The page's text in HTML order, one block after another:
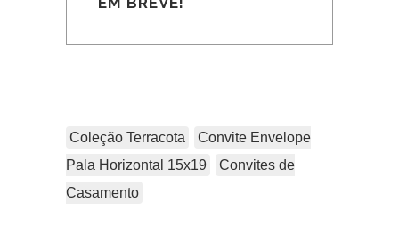
Coleção Terracota
Convite Envelope
Pala Horizontal 15x19
Convites de
Casamento